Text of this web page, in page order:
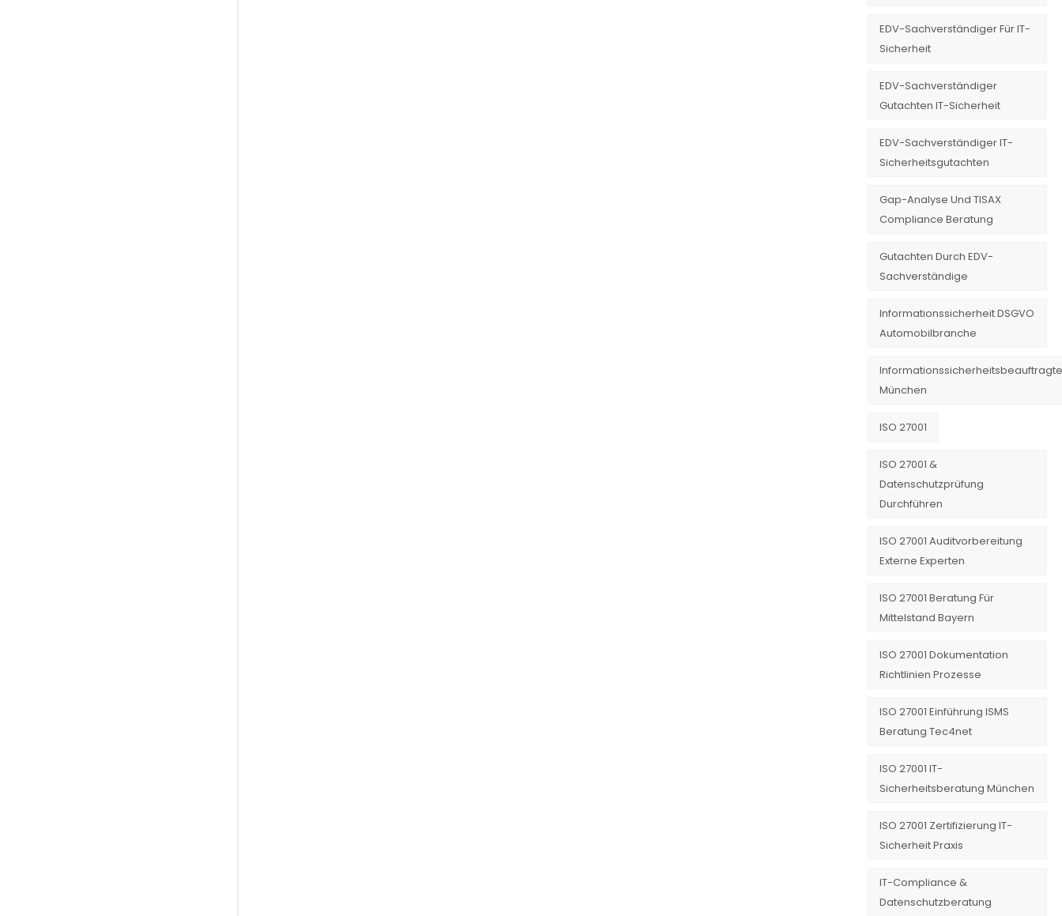
EDV-Sachverständiger Für IT-
Sicherheit
EDV-Sachverständiger
Gutachten IT-Sicherheit
EDV-Sachverständiger IT-
Sicherheitsgutachten
Gap-Analyse Und TISAX
Compliance Beratung
Gutachten Durch EDV-
Sachverständige
Informationssicherheit DSGVO
Automobilbranche
München
ISO 27001
ISO 27001 &
Datenschutzprüfung
Durchführen
ISO 27001 Auditvorbereitung
Externe Experten
ISO 27001 Beratung Für
Mittelstand Bayern
ISO 27001 Dokumentation
Richtlinien Prozesse
ISO 27001 Einführung ISMS
Beratung Tec4net
ISO 27001 IT-
Sicherheitsberatung München
ISO 27001 Zertifizierung IT-
Sicherheit Praxis
IT-Compliance &
Datenschutzberatung